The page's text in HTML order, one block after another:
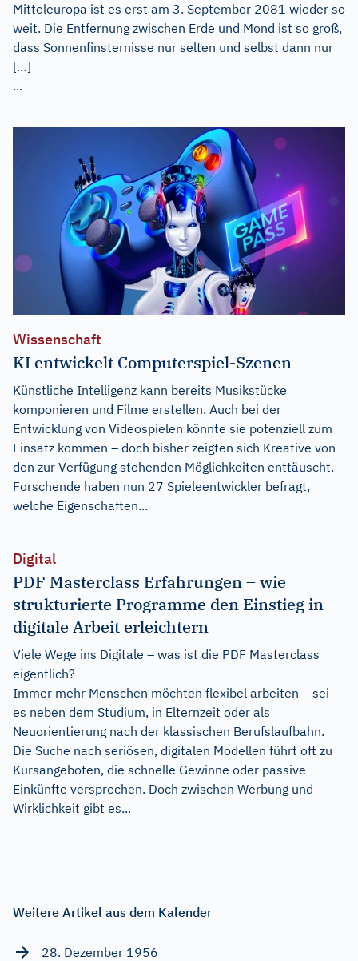
Mitteleuropa ist es erst am 3. September 2081 wieder so
weit. Die Entfernung zwischen Erde und Mond ist so groß,
dass Sonnenfinsternisse nur selten und selbst dann nur
[…]
...
Wissenschaft
KI entwickelt Computerspiel-Szenen
Künstliche Intelligenz kann bereits Musikstücke
komponieren und Filme erstellen. Auch bei der
Entwicklung von Videospielen könnte sie potenziell zum
Einsatz kommen – doch bisher zeigten sich Kreative von
den zur Verfügung stehenden Möglichkeiten enttäuscht.
Forschende haben nun 27 Spieleentwickler befragt,
welche Eigenschaften...
Digital
PDF Masterclass Erfahrungen – wie
strukturierte Programme den Einstieg in
digitale Arbeit erleichtern
Viele Wege ins Digitale – was ist die PDF Masterclass
eigentlich?
Immer mehr Menschen möchten flexibel arbeiten – sei
es neben dem Studium, in Elternzeit oder als
Neuorientierung nach der klassischen Berufslaufbahn.
Die Suche nach seriösen, digitalen Modellen führt oft zu
Kursangeboten, die schnelle Gewinne oder passive
Einkünfte versprechen. Doch zwischen Werbung und
Wirklichkeit gibt es...
Weitere Artikel aus dem Kalender
28. Dezember 1956